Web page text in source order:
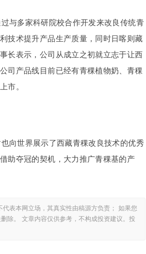
与多家科研院校合作开发来改良传统青
技术提升产品生产质量，同时日喀则藏
长表示，公司从成立之初就立志于让西
司产品线目前已经有青稞植物奶、青稞
市。
向世界展示了西藏青稞改良技术的优秀
助夺冠的契机，大力推广青稞基的产
表本网立场，其真实性由稿源方负责； 如果您
除。 文章内容仅供参考，不构成投资建议。投